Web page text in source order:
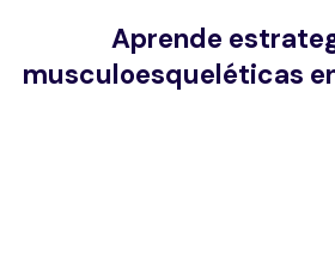
Aprende
musculoesqueléticas